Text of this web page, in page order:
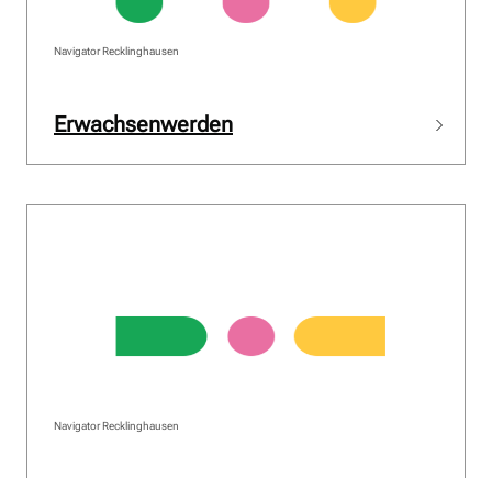
Erwachsenwerden
Navigator Recklinghausen
Navigator Recklinghausen